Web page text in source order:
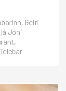
Geiri
Jóni